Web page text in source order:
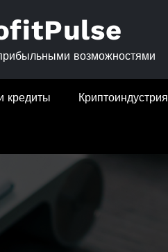
возможностями
кредиты Криптоиндустрия